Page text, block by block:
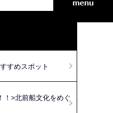
すめスポット
！>北前船文化をめぐ